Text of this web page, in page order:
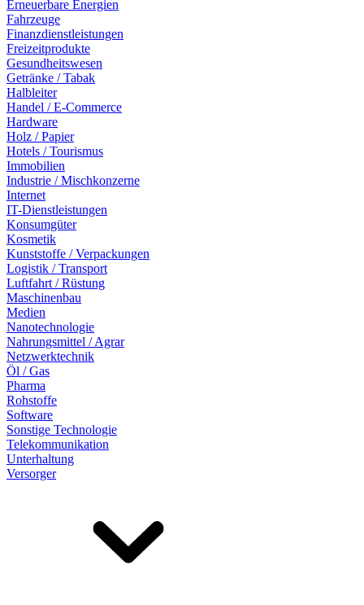
Erneuerbare Energien
Fahrzeuge
Finanzdienstleistungen
Freizeitprodukte
Gesundheitswesen
Getränke / Tabak
Halbleiter
Handel / E-Commerce
Hardware
Holz / Papier
Hotels / Tourismus
Immobilien
Industrie / Mischkonzerne
Internet
IT-Dienstleistungen
Konsumgüter
Kosmetik
Kunststoffe / Verpackungen
Logistik / Transport
Luftfahrt / Rüstung
Maschinenbau
Medien
Nanotechnologie
Nahrungsmittel / Agrar
Netzwerktechnik
Öl / Gas
Pharma
Rohstoffe
Software
Sonstige Technologie
Telekommunikation
Unterhaltung
Versorger